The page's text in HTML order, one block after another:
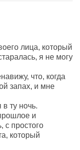
лица, который
я не могу
что, когда
запах, и мне
ту ночь.
и
с простого
который